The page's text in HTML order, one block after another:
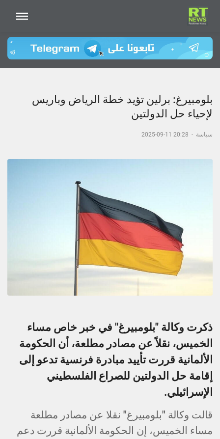
بلومبيرغ: برلين تؤيد خطة الرياض وباريس
لإحياء حل الدولتين
سياسة -
20:28 11-09-2025
ذكرت وكالة "بلومبيرغ" في خبر خاص مساء
الخميس، نقلاً عن مصادر مطلعة، أن الحكومة
الألمانية قررت تأييد مبادرة فرنسية تدعو إلى
إقامة حل الدولتين للصراع الفلسطيني
الإسرائيلي.
قالت وكالة "بلومبيرغ" نقلا عن مصادر مطلعة
مساء الخميس، إن الحكومة الألمانية قررت دعم